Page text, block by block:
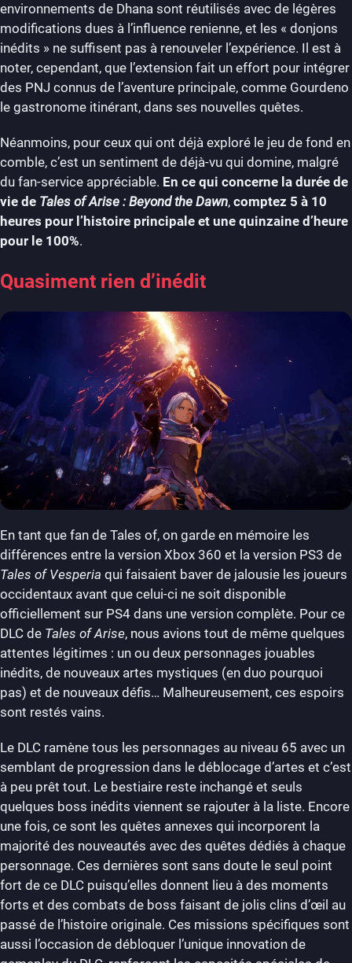
environnements de Dhana sont réutilisés avec de légères
modifications dues à l’influence renienne, et les « donjons
inédits » ne suffisent pas à renouveler l’expérience. Il est à
noter, cependant, que l’extension fait un effort pour intégrer
des PNJ connus de l’aventure principale, comme Gourdeno
le gastronome itinérant, dans ses nouvelles quêtes.
Néanmoins, pour ceux qui ont déjà exploré le jeu de fond en
comble, c’est un sentiment de déjà-vu qui domine, malgré
du fan-service appréciable. En ce qui concerne la durée de
vie de Tales of Arise : Beyond the Dawn, comptez 5 à 10
heures pour l’histoire principale et une quinzaine d’heure
pour le 100%.
Quasiment rien d’inédit
En tant que fan de Tales of, on garde en mémoire les
différences entre la version Xbox 360 et la version PS3 de
Tales of Vesperia qui faisaient baver de jalousie les joueurs
occidentaux avant que celui-ci ne soit disponible
officiellement sur PS4 dans une version complète. Pour ce
DLC de Tales of Arise, nous avions tout de même quelques
attentes légitimes : un ou deux personnages jouables
inédits, de nouveaux artes mystiques (en duo pourquoi
pas) et de nouveaux défis… Malheureusement, ces espoirs
sont restés vains.
Le DLC ramène tous les personnages au niveau 65 avec un
semblant de progression dans le déblocage d’artes et c’est
à peu prêt tout. Le bestiaire reste inchangé et seuls
quelques boss inédits viennent se rajouter à la liste. Encore
une fois, ce sont les quêtes annexes qui incorporent la
majorité des nouveautés avec des quêtes dédiés à chaque
personnage. Ces dernières sont sans doute le seul point
fort de ce DLC puisqu’elles donnent lieu à des moments
forts et des combats de boss faisant de jolis clins d’œil au
passé de l’histoire originale. Ces missions spécifiques sont
aussi l’occasion de débloquer l’unique innovation de